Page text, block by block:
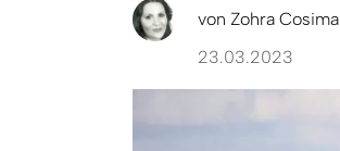
von Zohra
23.03.2023